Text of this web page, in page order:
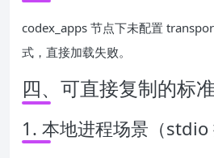
codex_apps 节点下未配置
式，直接加载失败。
四、可直接复制的标
1. 本地进程场景（stdio